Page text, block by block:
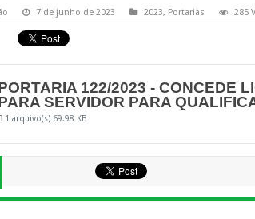
7 de junho de 2023 2023, Portarias 285
122/2023 - CONCEDE
SERVIDOR PARA
1 arquivo(s) 69.98 KB